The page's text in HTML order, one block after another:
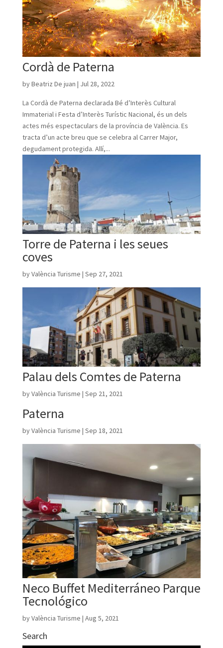
Cordà de Paterna
byBeatriz De juan | Jul 28, 2022
La Cordà de Paterna declarada Bé d’Interès Cultural
Immaterial i Festa d’Interès Turístic Nacional, és un dels
actes més espectaculars de la província de València. Es
tracta d’un acte breu que se celebra al Carrer Major,
degudament protegida. Allí,...
Torre de Paterna i les seues
coves
byValència Turisme | Sep 27, 2021
Palau dels Comtes de Paterna
byValència Turisme | Sep 21, 2021
Paterna
byValència Turisme | Sep 18, 2021
Neco Buffet Mediterráneo Parque
Tecnológico
byValència Turisme | Aug 5, 2021
Search